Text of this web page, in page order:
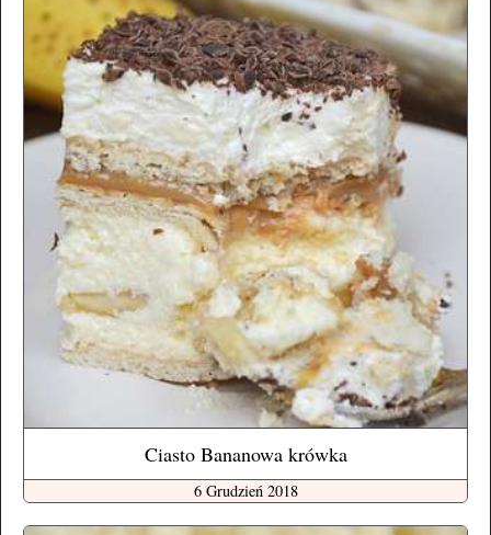
Ciasto Bananowa krówka
6 Grudzień 2018